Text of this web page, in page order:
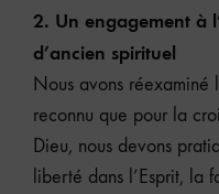
2. Un engagement à
d’ancien spirituel
Nous avons réexaminé
reconnu que pour la
Dieu, nous devons
liberté dans l’Esprit, la